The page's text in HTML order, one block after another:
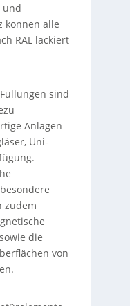
und
können alle
RAL lackiert
sind
Anlagen
Uni-
zudem
die
von